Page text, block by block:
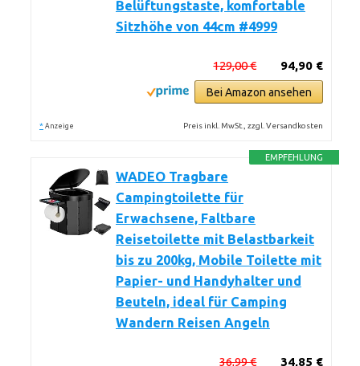
Belüftungstaste, komfortable
Sitzhöhe von 44cm #4999
94,90 €
129,00 €
Bei Amazon ansehen
* Anzeige Preis inkl. MwSt., zzgl. Versandkosten
EMPFEHLUNG
WADEO Tragbare
Campingtoilette für
Erwachsene, Faltbare
Reisetoilette mit Belastbarkeit
bis zu 200kg, Mobile Toilette mit
Papier- und Handyhalter und
Beuteln, ideal für Camping
Wandern Reisen Angeln
34,85 €
36,99 €